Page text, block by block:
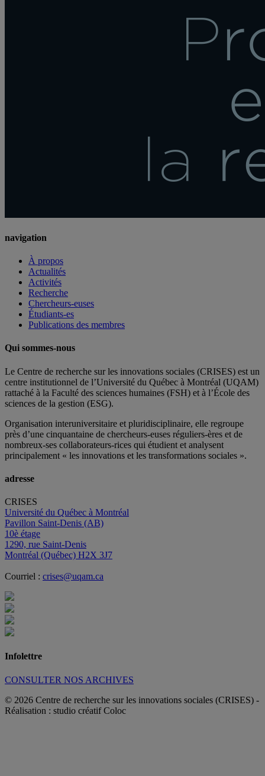
navigation
À propos
Actualités
Activités
Recherche
Chercheurs-euses
Étudiants-es
Publications des membres
Qui sommes-nous
Le Centre de recherche sur les innovations sociales (CRISES) est un
centre institutionnel de l’Université du Québec à Montréal (UQAM)
rattaché à la Faculté des sciences humaines (FSH) et à l’École des
sciences de la gestion (ESG).
Organisation interuniversitaire et pluridisciplinaire, elle regroupe
près d’une cinquantaine de chercheurs-euses réguliers-ères et de
nombreux-ses collaborateurs-rices qui étudient et analysent
principalement « les innovations et les transformations sociales ».
adresse
CRISES
Université du Québec à Montréal
Pavillon Saint-Denis (AB)
10è étage
1290, rue Saint-Denis
Montréal (Québec) H2X 3J7
Courriel : crises@uqam.ca
Infolettre
CONSULTER NOS ARCHIVES
© 2026 Centre de recherche sur les innovations sociales (CRISES) -
Réalisation : studio créatif Coloc